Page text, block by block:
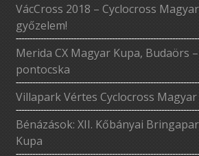
VácCross 2018 – Cyclocross
győzelem!
Merida CX Magyar Kupa, Budaörs
pontocska
Villapark Vértes Cyclocross
Bénázások: XII. Kőbányai
Kupa